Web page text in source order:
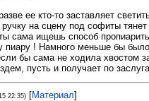
ее кто-то заставляет
на сцену под софиты тянет
сама ищешь способ
пиару ! Намного меньше бы
бы сама не ходила хвостом
пусть и получает по
22:35) [Материал]